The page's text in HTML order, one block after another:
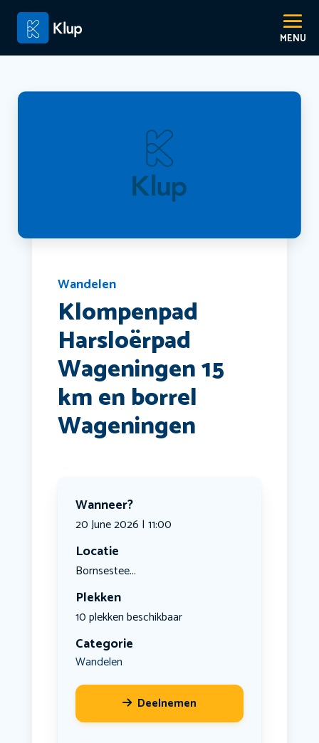
Wandelen
Klompenpad
Harsloërpad
Wageningen 15
km en borrel
Wageningen
Wanneer?
20 June 2026 | 11:00
Locatie
Bornsestee...
Plekken
10 plekken beschikbaar
Categorie
Wandelen
Deelnemen